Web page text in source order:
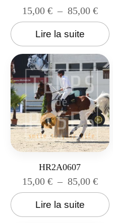
15,00 € – 85,00 €
Lire la suite
HR2A0607
15,00 € – 85,00 €
Lire la suite